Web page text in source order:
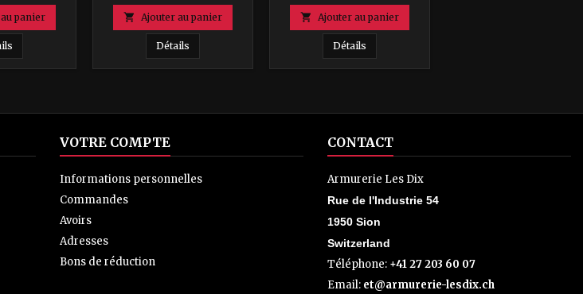
g Boite 20 cps
panier
Sologne .500 Jeffery Woodleigh FMJ 535 grs 34.7 g Boite 20 cps
 Ajouter au panier
DétailsSologne .416 Rigby GPA Blindee 400 grs 26 g - Boite 20 cps
 Ajouter au panier
DétailsSologne .416 Rem Mag GPA SP 300 grs 19.5
VOTRE COMPTE
Informations personnelles
Commandes
Avoirs
Adresses
Bons de réduction
CONTACT
Armurerie Les Dix
Rue de l'Industrie 54
1950 Sion
Switzerland
Téléphone: +41 27 203 60 07
Email: et@armurerie-lesdix.ch